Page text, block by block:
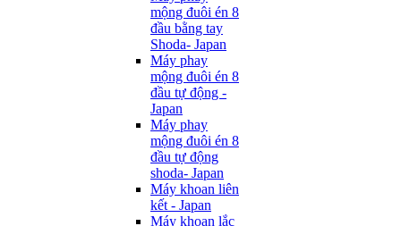
mộng đuôi én 8
đầu bằng tay
Shoda- Japan
Máy phay
mộng đuôi én 8
đầu tự động -
Japan
Máy phay
mộng đuôi én 8
đầu tự động
shoda- Japan
Máy khoan liên
kết - Japan
Máy khoan lắc